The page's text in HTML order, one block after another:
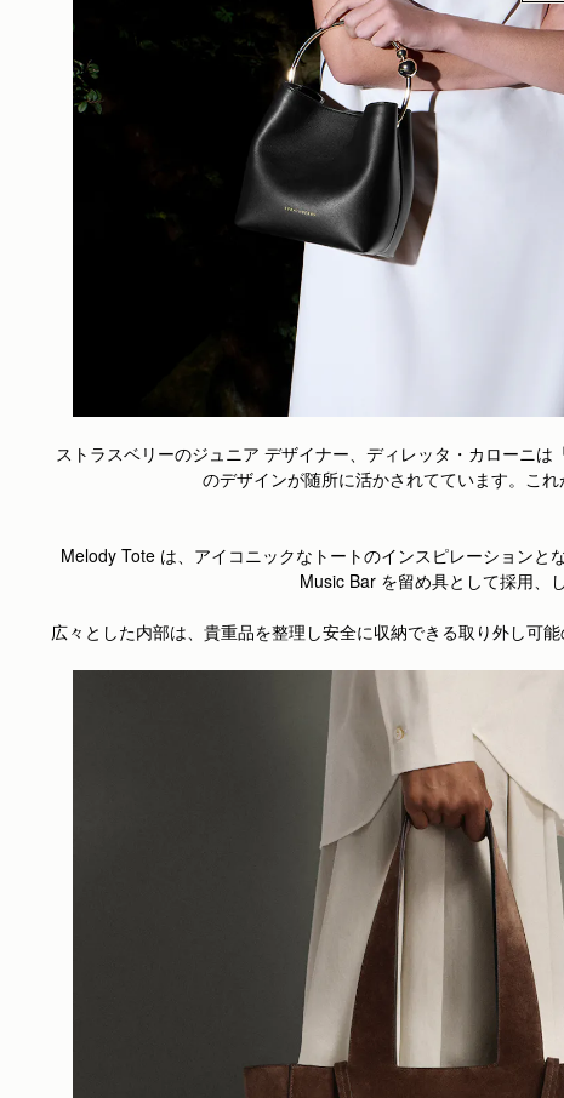
ストラスベリーのジュニア デザイナー、ディレッタ・カローニ
のデザインが随所に活かされてています。こ
Melody Tote は、アイコニックなトートのインスピレーション
Music Bar を留め具として採用、
広々とした内部は、貴重品を整理し安全に収納できる取り外し可